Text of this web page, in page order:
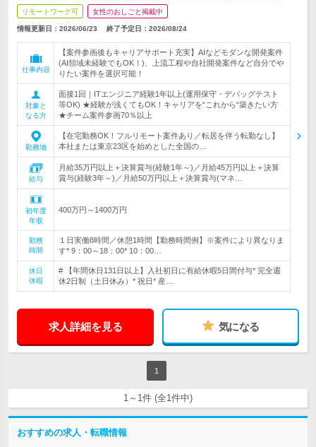
リモートワーク可 女性のおしごと掲載中
情報更新日：2026/06/23 終了予定日： 2026/08/24
仕事内容
【案件参画後もキャリアサポート充実】AIなどモダンな開発案件
(AI領域未経験でもOK！)、上流工程や自社開発案件など自分でや
りたい案件を選択可能！
対象と
なる方
面接1回｜ITエンジニア経験1年以上(運用保守・デバッグテスト
等OK) ★経験が浅くてもOK！キャリアを“これから“築きたい方
★チーム案件参画70％以上
勤務地
【在宅勤務OK！フルリモート案件あり／転居を伴う転勤なし】
本社または東京23区を始めとした全国の…
給与
月給35万円以上＋決算賞与(経験1年～)／月給45万円以上＋決算
賞与(経験3年～)／月給50万円以上＋決算賞与(マネ…
初年度
年収
400万円～1400万円
勤務
時間
１日実働8時間／休憩1時間【勤務時間例】※案件により異なりま
す* 9：00～18：00* 10：00…
休日
休暇
# 【年間休日131日以上】入社初日に有給休暇5日間付与* 完全週
休2日制（土日休み）* 祝日* 産…
求人詳細を見る 気になる
1
1～1件 (全1件中)
おすすめの求人・転職情報